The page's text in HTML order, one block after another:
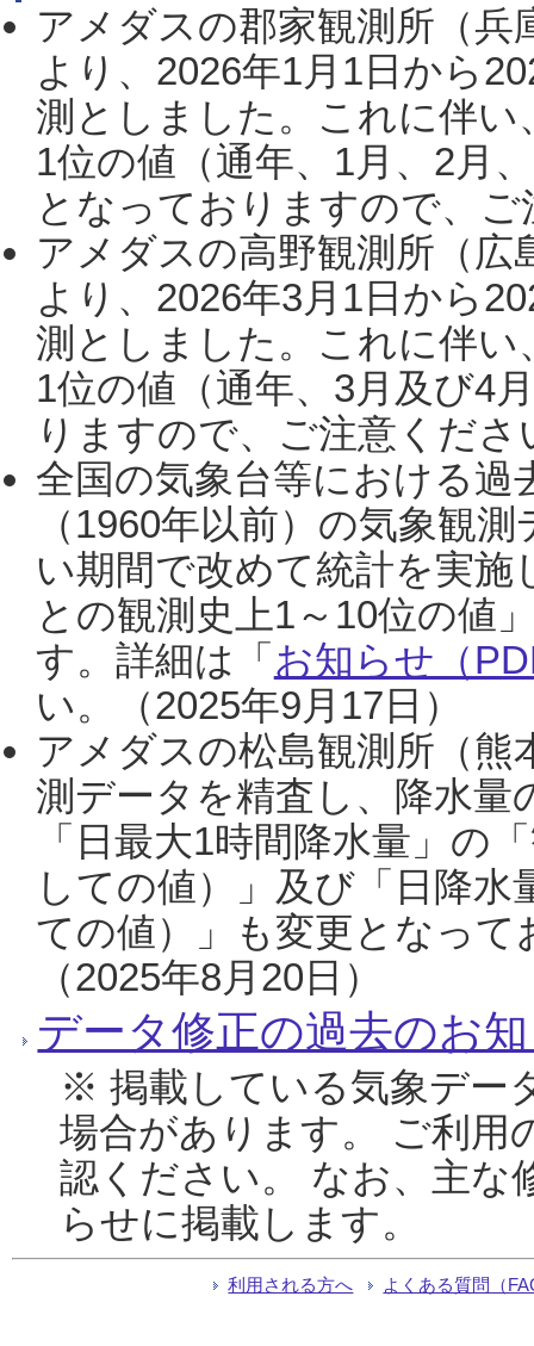
アメダスの郡家観測所（
より、2026年1月1日から
測としました。これに伴い
1位の値（通年、1月、2月
となっておりますので、
アメダスの高野観測所（
より、2026年3月1日から
測としました。これに伴い
1位の値（通年、3月及び4
りますので、ご注意くだ
全国の気象台等における過
（1960年以前）の気象観
い期間で改めて統計を実
との観測史上1～10位の値
す。詳細は「 お知らせ（
い。（2025年9月17日）
アメダスの松島観測所（熊
測データを精査し、降水
「日最大1時間降水量」の
しての値）」及び「日降
ての値）」も変更となっ
（2025年8月20日）
データ修正の過去のお
※ 掲載している気象デー
場合があります。 ご利用
認ください。 なお、主な
らせに掲載します。
利用される方へ よくある質問（